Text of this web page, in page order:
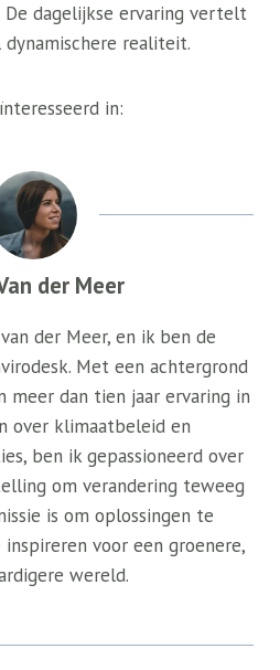
De dagelijkse ervaring vertelt
realiteit.
in:
der Meer
der Meer, en ik ben de
Met een achtergrond
meer dan tien jaar ervaring in
over klimaatbeleid en
ben ik gepassioneerd over
om verandering teweeg
is om oplossingen te
voor een groenere,
wereld.